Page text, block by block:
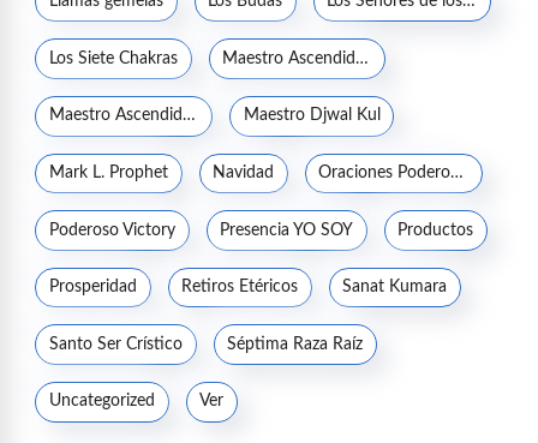
Los Siete Chakras Maestro Ascendido Jesucristo
Maestro Ascendido Kuthumi Maestro Djwal Kul
Mark L. Prophet Navidad Oraciones Poderosas
Poderoso Victory Presencia YO SOY Productos
Prosperidad Retiros Etéricos Sanat Kumara
Santo Ser Crístico Séptima Raza Raíz
Uncategorized Ver